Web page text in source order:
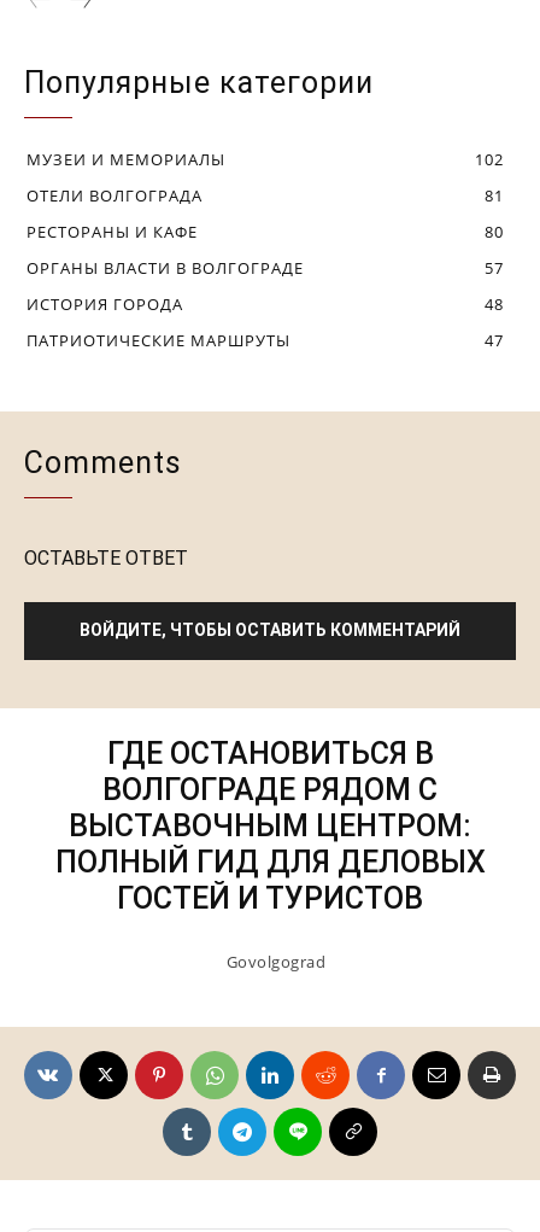
Популярные категории
МУЗЕИ И МЕМОРИАЛЫ
102
ОТЕЛИ ВОЛГОГРАДА
81
РЕСТОРАНЫ И КАФЕ
80
ОРГАНЫ ВЛАСТИ В ВОЛГОГРАДЕ
57
ИСТОРИЯ ГОРОДА
48
ПАТРИОТИЧЕСКИЕ МАРШРУТЫ
47
Comments
ОСТАВЬТЕ ОТВЕТ
ВОЙДИТЕ, ЧТОБЫ ОСТАВИТЬ КОММЕНТАРИЙ